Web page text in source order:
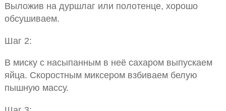
Выложив на дуршлаг или полотенце, хорошо
обсушиваем.
Шаг 2:
В миску с насыпанным в неё сахаром выпускаем
яйца. Скоростным миксером взбиваем белую
пышную массу.